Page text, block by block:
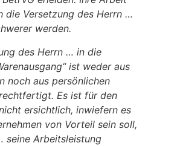
die Versetzung des Herrn …
werden.
des Herrn … in die
ist weder aus
noch aus persönlichen
Es ist für den
ersichtlich, inwiefern es
von Vorteil sein soll,
seine Arbeitsleistung